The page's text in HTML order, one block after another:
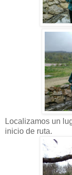
Localizamos un
inicio de ruta.